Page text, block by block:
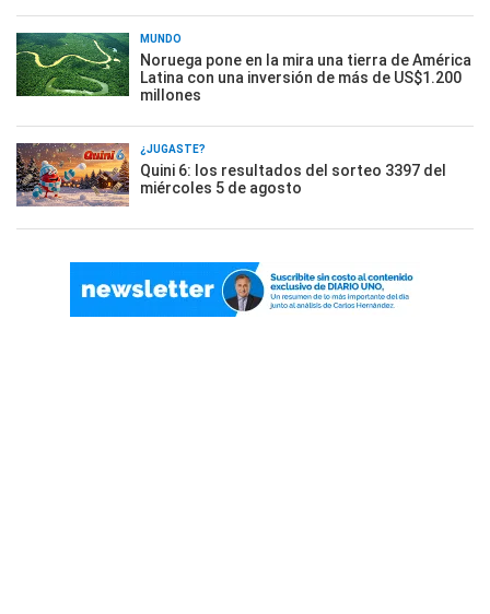
MUNDO
Noruega pone en la mira una tierra de América
Latina con una inversión de más de US$1.200
millones
¿JUGASTE?
Quini 6: los resultados del sorteo 3397 del
miércoles 5 de agosto